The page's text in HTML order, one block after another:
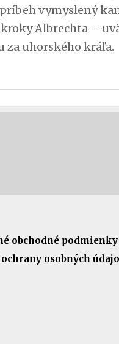
vymyslený
Albrechta –
za uhorského kráľa.
obchodné podmienky
osobných